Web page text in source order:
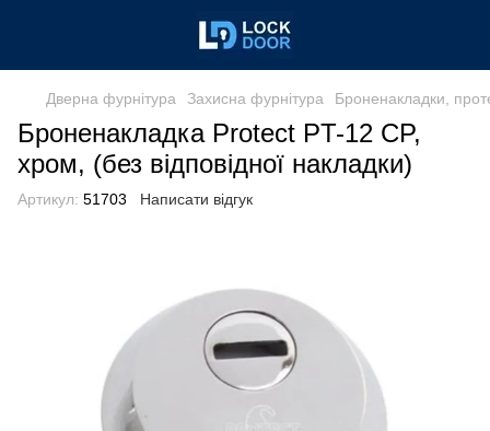
Дверна фурнітура Захисна фурнітура Броненакладки,
Броненакладка Protect PT-12 CP,
хром, (без відповідної накладки)
Артикул: 51703 Написати відгук